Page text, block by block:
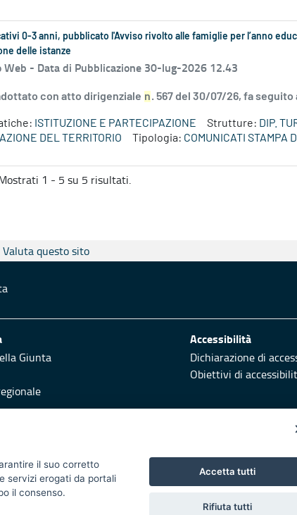
0-3 anni, pubblicato l'Avviso rivolto alle famiglie per l’anno
delle istanze
Web - Data di Pubblicazione 30-lug-2026 12.43
con atto dirigenziale n. 567 del 30/07/26, fa seguito
ISTITUZIONE E PARTECIPAZIONE Strutture: DIP.
DEL TERRITORIO
Tipologia: COMUNICATI STAMPA
1 - 5 su 5 risultati.
Valuta questo sito
Giunta
Accessibilità
Dichiarazione di
Obiettivi di
Vai al sito di
il suo corretto
servizi erogati da portali
il consenso.
Accetta tutti
Rifiuta tutti